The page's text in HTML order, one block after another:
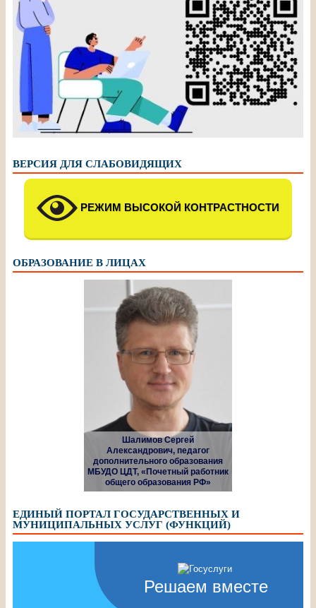
ВЕРСИЯ ДЛЯ СЛАБОВИДЯЩИХ
РЕЖИМ ВЫСОКОЙ КОНТРАСТНОСТИ
ОБРАЗОВАНИЕ В ЛИЦАХ
Шалимов Сергей
Александрович, педагог
дополнительного образования
МБУДО ЦДТ, «Почетный работник
общего образования РФ»
ЕДИНЫЙ ПОРТАЛ ГОСУДАРСТВЕННЫХ И
МУНИЦИПАЛЬНЫХ УСЛУГ (ФУНКЦИЙ)
Решаем вместе